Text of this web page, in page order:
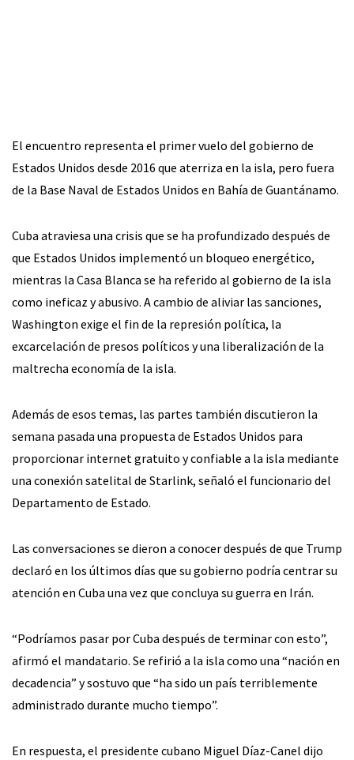
El encuentro representa el primer vuelo del gobierno de
Estados Unidos desde 2016 que aterriza en la isla, pero fuera
de la Base Naval de Estados Unidos en Bahía de Guantánamo.
Cuba atraviesa una crisis que se ha profundizado después de
que Estados Unidos implementó un bloqueo energético,
mientras la Casa Blanca se ha referido al gobierno de la isla
como ineficaz y abusivo. A cambio de aliviar las sanciones,
Washington exige el fin de la represión política, la
excarcelación de presos políticos y una liberalización de la
maltrecha economía de la isla.
Además de esos temas, las partes también discutieron la
semana pasada una propuesta de Estados Unidos para
proporcionar internet gratuito y confiable a la isla mediante
una conexión satelital de Starlink, señaló el funcionario del
Departamento de Estado.
Las conversaciones se dieron a conocer después de que Trump
declaró en los últimos días que su gobierno podría centrar su
atención en Cuba una vez que concluya su guerra en Irán.
“Podríamos pasar por Cuba después de terminar con esto”,
afirmó el mandatario. Se refirió a la isla como una “nación en
decadencia” y sostuvo que “ha sido un país terriblemente
administrado durante mucho tiempo”.
En respuesta, el presidente cubano Miguel Díaz-Canel dijo